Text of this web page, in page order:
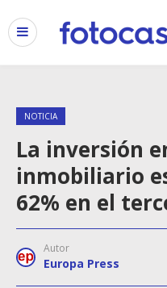
NOTICIA
La inversión
inmobiliario
62% en el
Autor
Europa Press